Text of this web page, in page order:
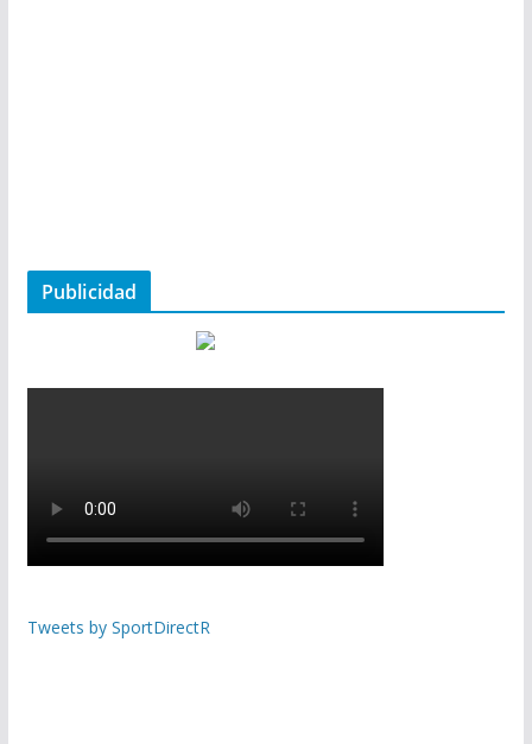
Publicidad
Tweets by SportDirectR